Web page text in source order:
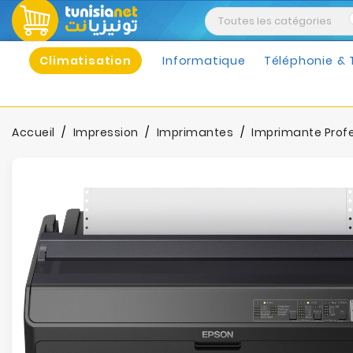
Climatisation Informatique Téléphonie &
Accueil Impression Imprimantes Imprimante